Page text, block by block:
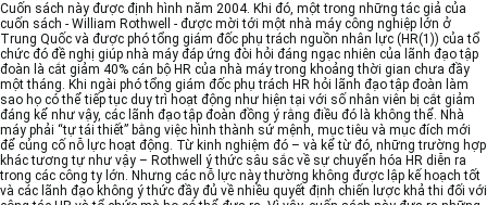
Cuốn sách này được định hình năm 2004. Khi đó, một trong những tác giả của
cuốn sách - William Rothwell - được mời tới một nhà máy công nghiệp lớn ở
Trung Quốc và được phó tổng giám đốc phụ trách nguồn nhân lực (HR(1)) của tổ
chức đó đề nghị giúp nhà máy đáp ứng đòi hỏi đáng ngạc nhiên của lãnh đạo tập
đoàn là cắt giảm 40% cán bộ HR của nhà máy trong khoảng thời gian chưa đầy
một tháng. Khi ngài phó tổng giám đốc phụ trách HR hỏi lãnh đạo tập đoàn làm
sao họ có thể tiếp tục duy trì hoạt động như hiện tại với số nhân viên bị cắt giảm
đáng kể như vậy, các lãnh đạo tập đoàn đồng ý rằng điều đó là không thể. Nhà
máy phải “tự tái thiết” bằng việc hình thành sứ mệnh, mục tiêu và mục đích mới
để củng cố nỗ lực hoạt động. Từ kinh nghiệm đó – và kể từ đó, những trường hợp
khác tương tự như vậy – Rothwell ý thức sâu sắc về sự chuyển hóa HR diễn ra
trong các công ty lớn. Nhưng các nỗ lực này thường không được lập kế hoạch tốt
và các lãnh đạo không ý thức đầy đủ về nhiều quyết định chiến lược khả thi đối với